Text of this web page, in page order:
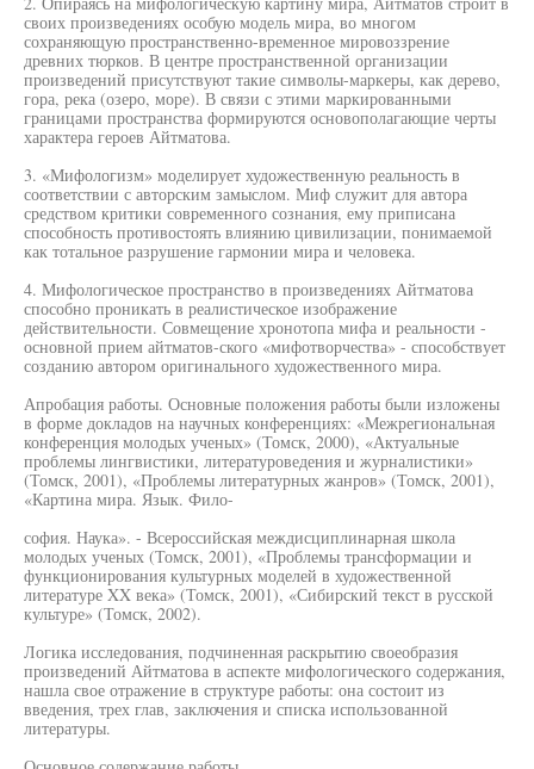
своих произведениях особую модель мира, во многом
сохраняющую пространственно-временное мировоззрение
древних тюрков. В центре пространственной организации
произведений присутствуют такие символы-маркеры, как дерево,
гора, река (озеро, море). В связи с этими маркированными
границами пространства формируются основополагающие черты
характера героев Айтматова.
3. «Мифологизм» моделирует художественную реальность в
соответствии с авторским замыслом. Миф служит для автора
средством критики современного сознания, ему приписана
способность противостоять влиянию цивилизации, понимаемой
как тотальное разрушение гармонии мира и человека.
4. Мифологическое пространство в произведениях Айтматова
способно проникать в реалистическое изображение
действительности. Совмещение хронотопа мифа и реальности -
основной прием айтматов-ского «мифотворчества» - способствует
созданию автором оригинального художественного мира.
Апробация работы. Основные положения работы были изложены
в форме докладов на научных конференциях: «Межрегиональная
конференция молодых ученых» (Томск, 2000), «Актуальные
проблемы лингвистики, литературоведения и журналистики»
(Томск, 2001), «Проблемы литературных жанров» (Томск, 2001),
«Картина мира. Язык. Фило-
софия. Наука». - Всероссийская междисциплинарная школа
молодых ученых (Томск, 2001), «Проблемы трансформации и
функционирования культурных моделей в художественной
литературе XX века» (Томск, 2001), «Сибирский текст в русской
культуре» (Томск, 2002).
Логика исследования, подчиненная раскрытию своеобразия
произведений Айтматова в аспекте мифологического содержания,
нашла свое отражение в структуре работы: она состоит из
введения, трех глав, заключения и списка использованной
литературы.